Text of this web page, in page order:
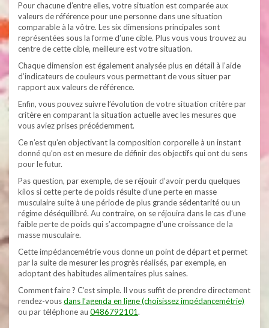
Pour chacune d’entre elles, votre situation est comparée aux
valeurs de référence pour une personne dans une situation
comparable à la vôtre. Les six dimensions principales sont
représentées sous la forme d’une cible. Plus vous vous trouvez au
centre de cette cible, meilleure est votre situation.
Chaque dimension est également analysée plus en détail à l’aide
d’indicateurs de couleurs vous permettant de vous situer par
rapport aux valeurs de référence.
Enfin, vous pouvez suivre l’évolution de votre situation critère par
critère en comparant la situation actuelle avec les mesures que
vous aviez prises précédemment.
Ce n’est qu’en objectivant la composition corporelle à un instant
donné qu’on est en mesure de définir des objectifs qui ont du sens
pour le futur.
Pas question, par exemple, de se réjouir d’avoir perdu quelques
kilos si cette perte de poids résulte d’une perte en masse
musculaire suite à une période de plus grande sédentarité ou un
régime déséquilibré. Au contraire, on se réjouira dans le cas d’une
faible perte de poids qui s’accompagne d’une croissance de la
masse musculaire.
Cette impédancemétrie vous donne un point de départ et permet
par la suite de mesurer les progrès réalisés, par exemple, en
adoptant des habitudes alimentaires plus saines.
Comment faire ? C’est simple. Il vous suffit de prendre directement
rendez-vousdans l’agenda en ligne (choisissez impédancemétrie)
ou par téléphone au 0486792101.